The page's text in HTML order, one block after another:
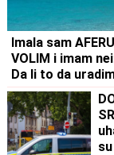
Imala sam
VOLIM i imam
Da li to da